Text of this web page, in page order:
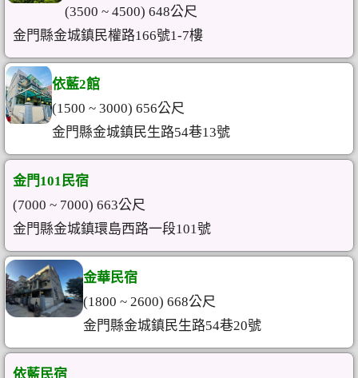
(3500 ~ 4500) 648公尺
金門縣金城鎮民權路166號1-7樓
依藍2館
(1500 ~ 3000) 656公尺
金門縣金城鎮民生路54巷13號
金門101民宿
(7000 ~ 7000) 663公尺
金門縣金城鎮環島西路一段101號
金華民宿
(1800 ~ 2600) 668公尺
金門縣金城鎮民生路54巷20號
依藍民宿